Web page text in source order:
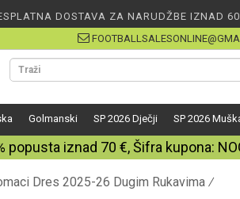
DOSTAVA ZA NARUDŽBE IZNAD
Golmanski SP 2026 Dječji SP 2026
popusta iznad 70 €, Šifra kupona:
Dres 2025-26 Dugim Rukavima